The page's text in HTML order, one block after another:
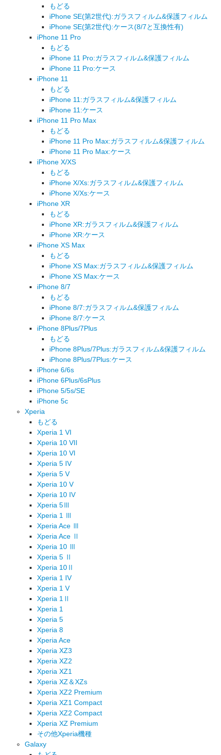
もどる
iPhone SE(第2世代):ガラスフィルム&保護フィルム
iPhone SE(第2世代):ケース(8/7と互換性有)
iPhone 11 Pro
もどる
iPhone 11 Pro:ガラスフィルム&保護フィルム
iPhone 11 Pro:ケース
iPhone 11
もどる
iPhone 11:ガラスフィルム&保護フィルム
iPhone 11:ケース
iPhone 11 Pro Max
もどる
iPhone 11 Pro Max:ガラスフィルム&保護フィルム
iPhone 11 Pro Max:ケース
iPhone X/XS
もどる
iPhone X/Xs:ガラスフィルム&保護フィルム
iPhone X/Xs:ケース
iPhone XR
もどる
iPhone XR:ガラスフィルム&保護フィルム
iPhone XR:ケース
iPhone XS Max
もどる
iPhone XS Max:ガラスフィルム&保護フィルム
iPhone XS Max:ケース
iPhone 8/7
もどる
iPhone 8/7:ガラスフィルム&保護フィルム
iPhone 8/7:ケース
iPhone 8Plus/7Plus
もどる
iPhone 8Plus/7Plus:ガラスフィルム&保護フィルム
iPhone 8Plus/7Plus:ケース
iPhone 6/6s
iPhone 6Plus/6sPlus
iPhone 5/5s/SE
iPhone 5c
Xperia
もどる
Xperia 1 VI
Xperia 10 VII
Xperia 10 VI
Xperia 5 IV
Xperia 5 V
Xperia 10 V
Xperia 10 IV
Xperia 5Ⅲ
Xperia 1 Ⅲ
Xperia Ace Ⅲ
Xperia Ace Ⅱ
Xperia 10 Ⅲ
Xperia 5 Ⅱ
Xperia 10Ⅱ
Xperia 1 IV
Xperia 1 V
Xperia 1Ⅱ
Xperia 1
Xperia 5
Xperia 8
Xperia Ace
Xperia XZ3
Xperia XZ2
Xperia XZ1
Xperia XZ＆XZs
Xperia XZ2 Premium
Xperia XZ1 Compact
Xperia XZ2 Compact
Xperia XZ Premium
その他Xperia機種
Galaxy